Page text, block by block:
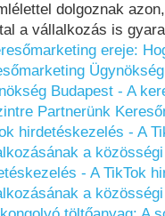
dolgoznak
a vállalkozás is
ereje:
Budapest - A
Partnerünk
hirdetéskezelés - A
a
- A TikTok
a